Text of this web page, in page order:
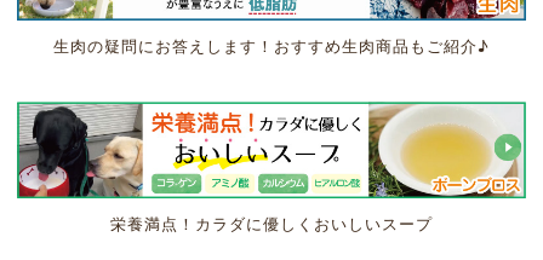
生肉の疑問にお答えします！おすすめ生肉商品もご紹介♪
栄養満点！カラダに優しくおいしいスープ